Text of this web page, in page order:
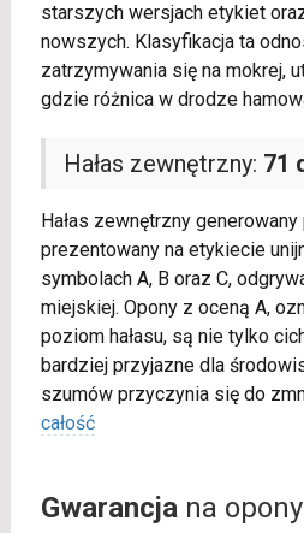
starszych wersjach etykiet
nowszych. Klasyfikacja ta
zatrzymywania się na mokrej,
gdzie różnica w drodze
Hałas zewnętrzny: 71
Hałas zewnętrzny
prezentowany na etykiecie
symbolach A, B oraz C,
miejskiej. Opony z oceną A,
poziom hałasu, są nie tylko
bardziej przyjazne dla
szumów przyczynia się do
całość
Gwarancjana